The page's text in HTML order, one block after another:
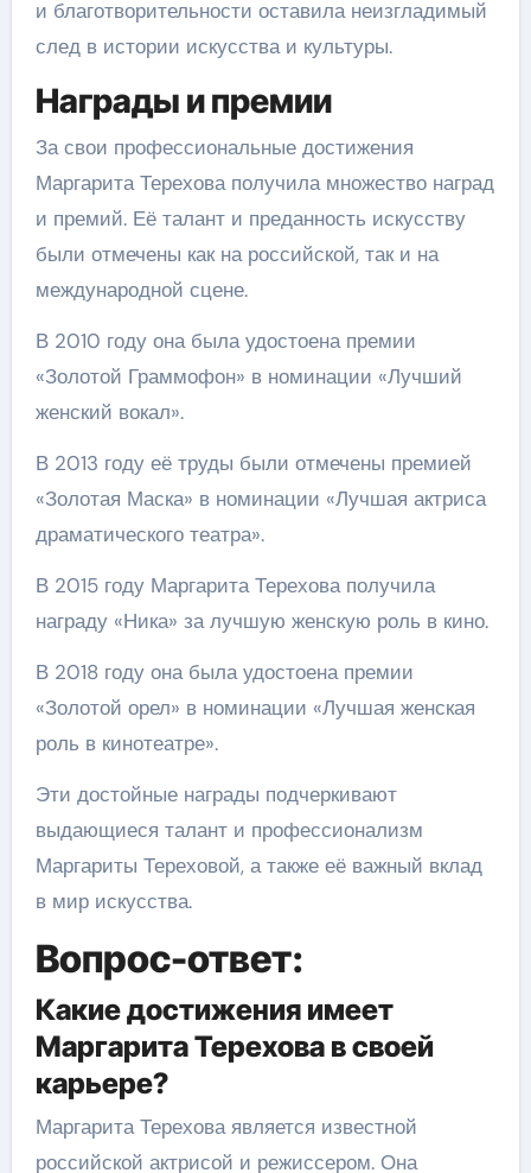
и благотворительности оставила неизгладимый
след в истории искусства и культуры.
Награды и премии
За свои профессиональные достижения
Маргарита Терехова получила множество наград
и премий. Её талант и преданность искусству
были отмечены как на российской, так и на
международной сцене.
В 2010 году она была удостоена премии
«Золотой Граммофон» в номинации «Лучший
женский вокал».
В 2013 году её труды были отмечены премией
«Золотая Маска» в номинации «Лучшая актриса
драматического театра».
В 2015 году Маргарита Терехова получила
награду «Ника» за лучшую женскую роль в кино.
В 2018 году она была удостоена премии
«Золотой орел» в номинации «Лучшая женская
роль в кинотеатре».
Эти достойные награды подчеркивают
выдающиеся талант и профессионализм
Маргариты Тереховой, а также её важный вклад
в мир искусства.
Вопрос-ответ:
Какие достижения имеет
Маргарита Терехова в своей
карьере?
Маргарита Терехова является известной
российской актрисой и режиссером. Она